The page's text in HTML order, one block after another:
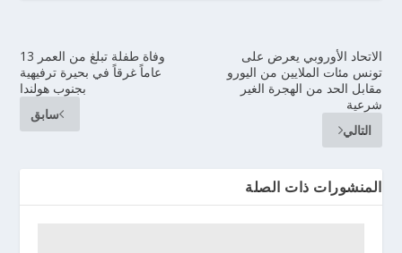
وفاة طفلة تبلغ من العمر 13
عاماً غرقاً في بحيرة ترفيهية
بجنوب هولندا
سابق
الاتحاد الأوروبي يعرض على
تونس مئات الملايين من اليورو
مقابل الحد من الهجرة الغير
شرعية
التالي
المنشورات ذات الصلة